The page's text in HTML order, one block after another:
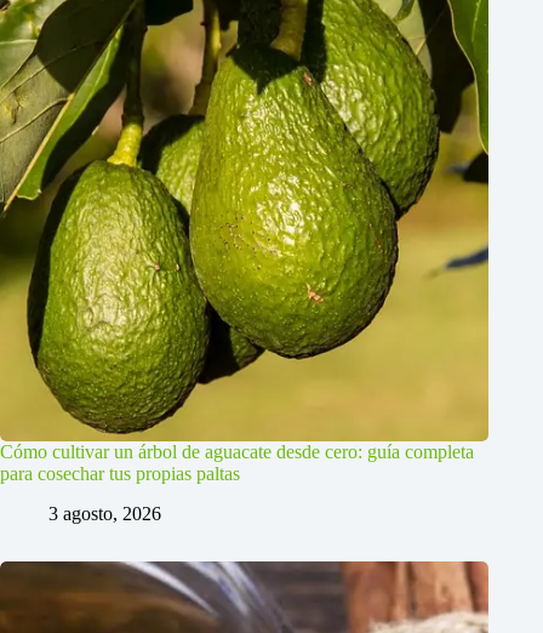
Cómo cultivar un árbol de aguacate desde cero: guía completa
para cosechar tus propias paltas
3 agosto, 2026